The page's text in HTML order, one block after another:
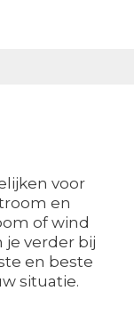
voor
en
of wind
je verder bij
en beste
situatie.